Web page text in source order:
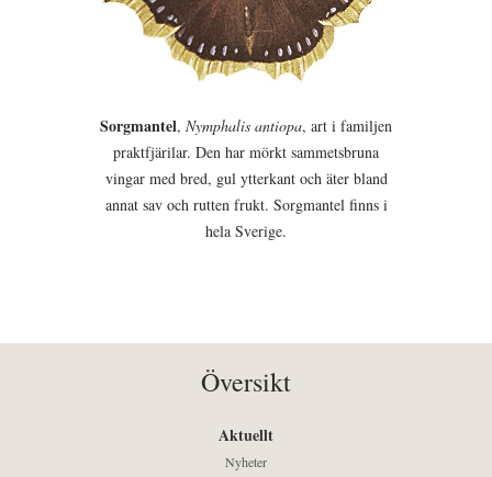
Sorgmantel, Nymphalis antiopa, art i familjen
praktfjärilar. Den har mörkt sammetsbruna
vingar med bred, gul ytterkant och äter bland
annat sav och rutten frukt. Sorgmantel finns i
hela Sverige.
Översikt
Aktuellt
Nyheter